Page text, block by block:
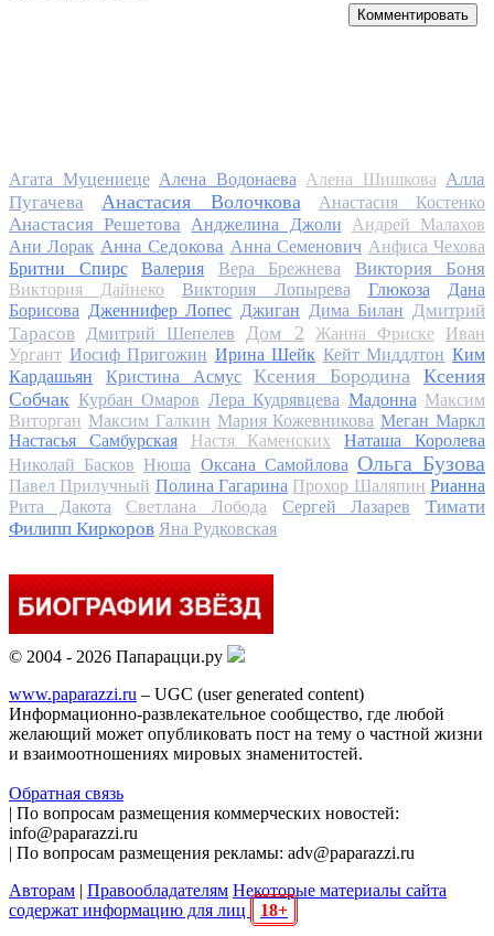
Комментировать
Агата Муцениеце Алена Водонаева Алена Шишкова Алла
Пугачева
Анастасия Волочкова Анастасия Костенко
Анастасия Решетова Анджелина Джоли
Андрей Малахов
Ани Лорак Анна Седокова Анна Семенович Анфиса Чехова
Бритни Спирс
Валерия Вера Брежнева Виктория Боня
Виктория Дайнеко Виктория Лопырева Глюкоза
Дана
Борисова Дженнифер Лопес Джиган Дима Билан Дмитрий
Тарасов
Дмитрий Шепелев Дом 2 Жанна Фриске
Иван
Ургант Иосиф Пригожин Ирина Шейк Кейт Миддлтон Ким
Кардашьян
Кристина Асмус Ксения Бородина
Ксения
Собчак Курбан Омаров Лера Кудрявцева Мадонна Максим
Виторган Максим Галкин Мария Кожевникова Меган Маркл
Настасья Самбурская
Настя Каменских
Наташа Королева
Николай Басков Нюша Оксана Самойлова Ольга Бузова
Павел Прилучный Полина Гагарина Прохор Шаляпин Рианна
Рита Дакота
Светлана Лобода Сергей Лазарев
Тимати
Филипп Киркоров Яна Рудковская
© 2004 - 2026 Папарацци.ру
www.paparazzi.ru – UGC (user generated content)
Информационно-развлекательное сообщество, где любой
желающий может опубликовать пост на тему о частной жизни
и взаимоотношениях мировых знаменитостей.
Обратная связь
| По вопросам размещения коммерческих новостей:
info@paparazzi.ru
| По вопросам размещения рекламы: adv@paparazzi.ru
Авторам | Правообладателям Некоторые материалы сайта
содержат информацию для лиц
18+